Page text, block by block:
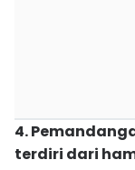
4.
terdiri dari